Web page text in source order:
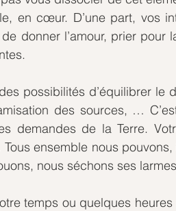
en cœur. D’une part, vos
donner l’amour, prier
possibilités d’équilibrer le
des sources, …
demandes de la Terre.
Tous ensemble nous
nous séchons ses
temps ou quelques